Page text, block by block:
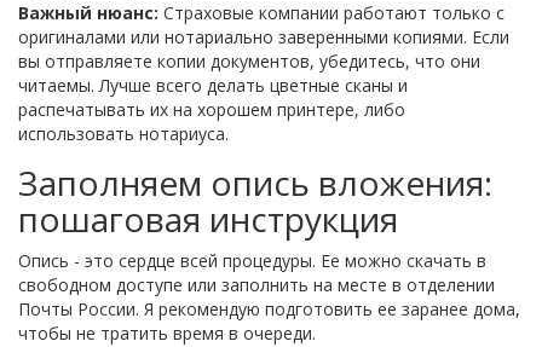
Важный нюанс: Страховые компании работают только с
оригиналами или нотариально заверенными копиями. Если
вы отправляете копии документов, убедитесь, что они
читаемы. Лучше всего делать цветные сканы и
распечатывать их на хорошем принтере, либо
использовать нотариуса.
Заполняем опись вложения:
пошаговая инструкция
Опись - это сердце всей процедуры. Ее можно скачать в
свободном доступе или заполнить на месте в отделении
Почты России. Я рекомендую подготовить ее заранее дома,
чтобы не тратить время в очереди.